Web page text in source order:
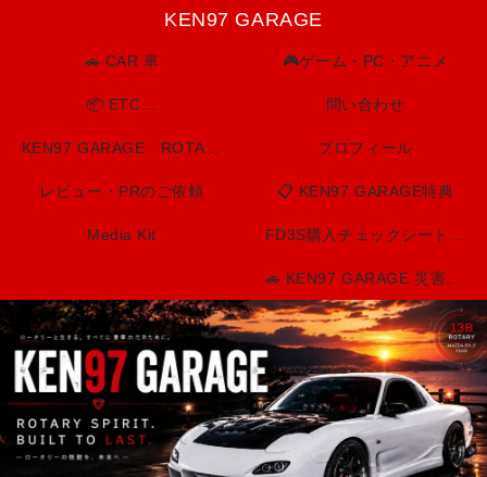
KEN97 GARAGE
🚗 CAR 車 🎮ゲーム・PC・アニメ
📦 ETC… 問い合わせ
プロフィール
レビュー・PRのご依頼 📋 KEN97 GARAGE特典
Media Kit